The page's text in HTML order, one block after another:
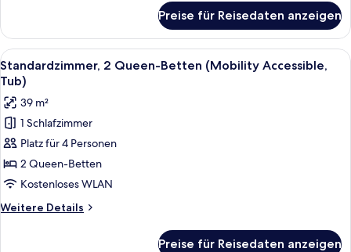
anzeigen
Zimmer,
1 King-
Bett
und
Schlafsofa
(Hearing
Accessible)
Preise für Reisedaten anzeigen
Alle
Fotos
für
Standardzimmer,
2 Queen-
Betten
(Mobility
Accessible,
Tub)
anzeigen
Ein Hotelzimmer mit zwei Betten,
6
Standardzimmer, 2 Queen-Betten (Mobility Accessible,
Tub)
39 m²
1 Schlafzimmer
Platz für 4 Personen
2 Queen-Betten
Kostenloses WLAN
Weitere Details
Weitere
Preise für Reisedaten anzeigen